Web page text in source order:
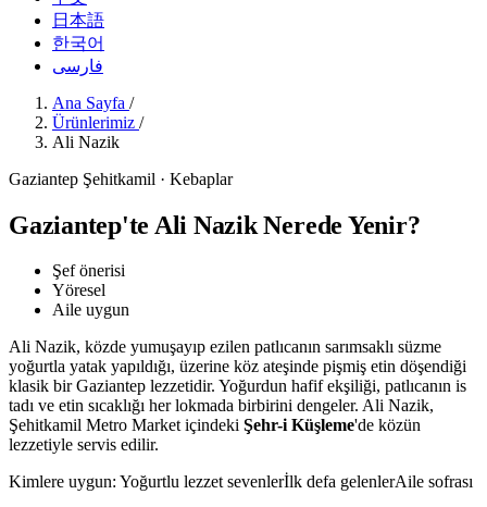
日本語
한국어
فارسی
Ana Sayfa /
Ürünlerimiz /
Ali Nazik
Gaziantep Şehitkamil · Kebaplar
Gaziantep'te Ali Nazik Nerede Yenir?
Şef önerisi
Yöresel
Aile uygun
Ali Nazik, közde yumuşayıp ezilen patlıcanın sarımsaklı süzme
yoğurtla yatak yapıldığı, üzerine köz ateşinde pişmiş etin döşendiği
klasik bir Gaziantep lezzetidir. Yoğurdun hafif ekşiliği, patlıcanın is
tadı ve etin sıcaklığı her lokmada birbirini dengeler. Ali Nazik,
Şehitkamil Metro Market içindeki Şehr-i Küşleme'de közün
lezzetiyle servis edilir.
Kimlere uygun: Yoğurtlu lezzet sevenlerİlk defa gelenlerAile sofrası